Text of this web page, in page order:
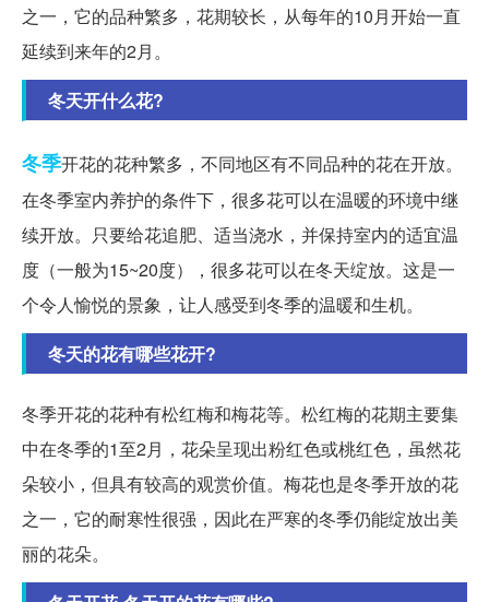
之一，它的品种繁多，花期较长，从每年的10月开始一直
延续到来年的2月。
冬天开什么花?
冬季开花的花种繁多，不同地区有不同品种的花在开放。
在冬季室内养护的条件下，很多花可以在温暖的环境中继
续开放。只要给花追肥、适当浇水，并保持室内的适宜温
度（一般为15~20度），很多花可以在冬天绽放。这是一
个令人愉悦的景象，让人感受到冬季的温暖和生机。
冬天的花有哪些花开?
冬季开花的花种有松红梅和梅花等。松红梅的花期主要集
中在冬季的1至2月，花朵呈现出粉红色或桃红色，虽然花
朵较小，但具有较高的观赏价值。梅花也是冬季开放的花
之一，它的耐寒性很强，因此在严寒的冬季仍能绽放出美
丽的花朵。